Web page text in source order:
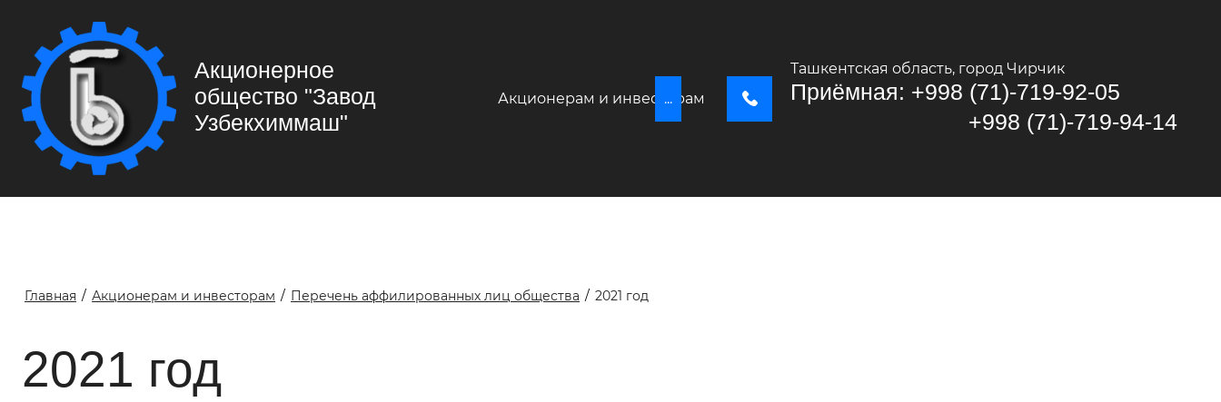
Акционерное
общество "Завод
Узбекхиммаш"
Акционерам и инвесторам
...
Ташкентская область, город Чирчик
Приёмная: +998 (71)-719-92-05
+998 (71)-719-94-14
Главная / Акционерам и инвесторам / Перечень аффилированных лиц общества / 2021 год
2021 год